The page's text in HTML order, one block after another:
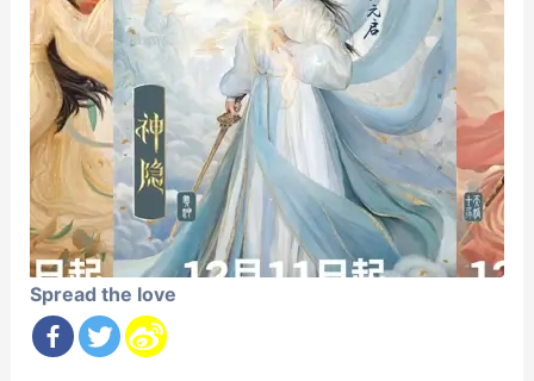
Spread the love